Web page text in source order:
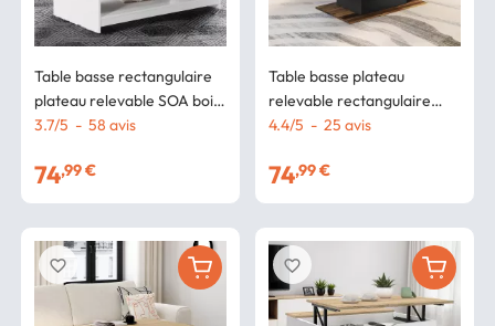
Table basse rectangulaire
plateau relevable SOA bois
blanc
3.7/5 - 58 avis
74,99 €
favorite_border
Table basse plateau
relevable rectangulaire
EDEN bois foncé effet vieilli
4.4/5 - 25 avis
74,99 €
favorite_border